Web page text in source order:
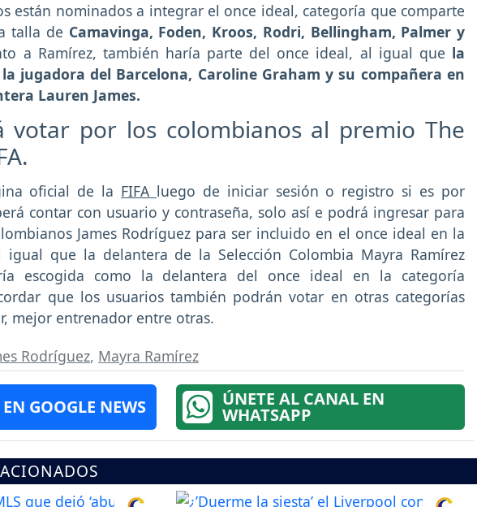
están nominados a integrar el once ideal, categoría que comparte
talla de Camavinga, Foden, Kroos, Rodri, Bellingham, Palmer y
a Ramírez, también haría parte del once ideal, al igual que la
jugadora del Barcelona, Caroline Graham y su compañera en
Lauren James.
votar por los colombianos al premio The
oficial de la FIFA luego de iniciar sesión o registro si es por
contar con usuario y contraseña, solo así e podrá ingresar para
James Rodríguez para ser incluido en el once ideal en la
igual que la delantera de la Selección Colombia Mayra Ramírez
escogida como la delantera del once ideal en la categoría
que los usuarios también podrán votar en otras categorías
mejor entrenador entre otras.
Rodríguez, Mayra Ramírez
GOOGLE NEWS ÚNETE AL CANAL EN
WHATSAPP